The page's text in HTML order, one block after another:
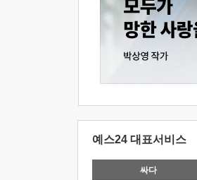
예스24 대표서비스
싸다